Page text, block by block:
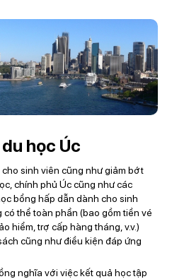
học Úc
sinh viên cũng như giảm bớt
chính phủ Úc cũng như các
bổng hấp dẫn dành cho sinh
thể toàn phần (bao gồm tiền vé
hiểm, trợ cấp hàng tháng, v.v.)
cũng như điều kiện đáp ứng
nghĩa với việc kết quả học tập